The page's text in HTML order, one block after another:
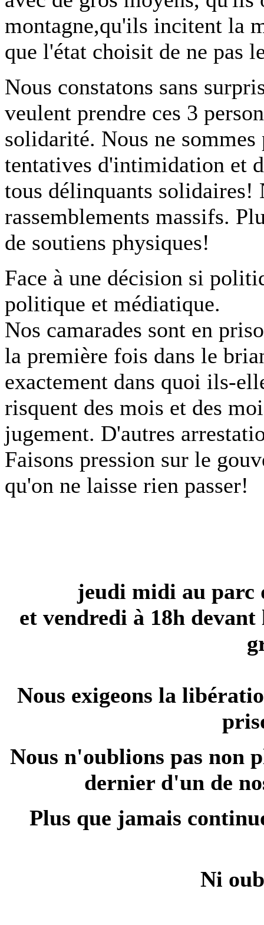
montagne,qu'ils incitent la
que l'état choisit de ne pas
Nous constatons sans
veulent prendre ces 3
solidarité. Nous ne sommes
tentatives d'intimidation et
tous délinquants solidaires!
rassemblements massifs.
de soutiens physiques!
Face à une décision si
politique et médiatique.
Nos camarades sont en
la première fois dans le
exactement dans quoi ils-
risquent des mois et des
jugement. D'autres
Faisons pression sur le
qu'on ne laisse rien passer!
jeudi midi au parc
et vendredi à 18h
Nous exigeons la
Nous n'oublions pas non
dernier d'un de
Plus que jamais
Ni